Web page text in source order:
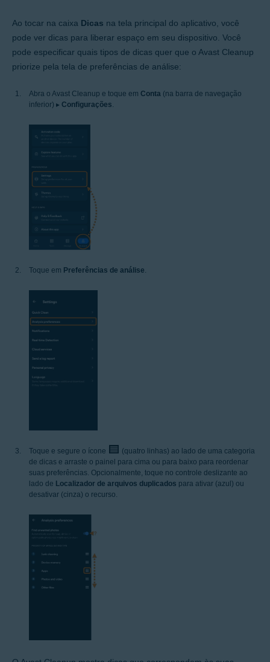
Ao tocar na caixa Dicas na tela principal do aplicativo, você
pode ver dicas para liberar espaço em seu dispositivo. Você
pode especificar quais tipos de dicas quer que o Avast Cleanup
priorize pela tela de preferências de análise:
Abra o Avast Cleanup e toque em Conta (na barra de navegação
inferior) ▸ Configurações.
Toque em Preferências de análise.
Toque e segure o ícone
(quatro linhas) ao lado de uma categoria
de dicas e arraste o painel para cima ou para baixo para reordenar
suas preferências. Opcionalmente, toque no controle deslizante ao
lado de Localizador de arquivos duplicados para ativar (azul) ou
desativar (cinza) o recurso.